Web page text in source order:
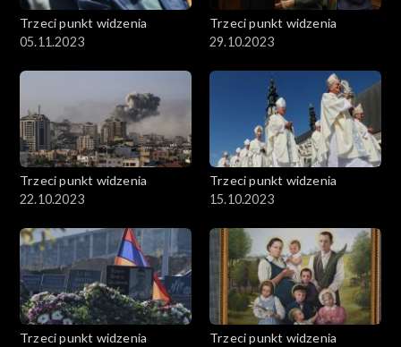
Trzeci punkt widzenia
05.11.2023
Trzeci punkt widzenia
29.10.2023
Trzeci punkt widzenia
22.10.2023
Trzeci punkt widzenia
15.10.2023
Trzeci punkt widzenia
Trzeci punkt widzenia